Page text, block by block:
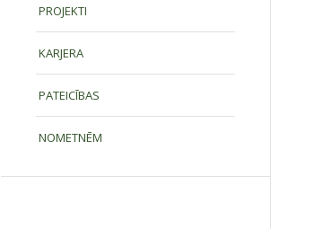
PROJEKTI
KARJERA
PATEICĪBAS
NOMETNĒM